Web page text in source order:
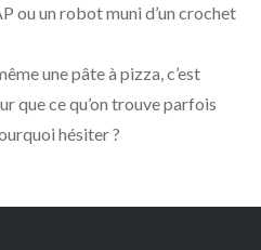
ou un robot muni d’un crochet
une pâte à pizza, c’est
que ce qu’on trouve parfois
hésiter ?